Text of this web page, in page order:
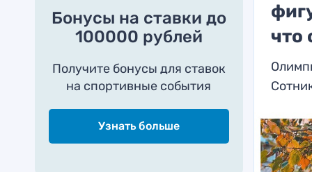
Бонусы на ставки до
100000 рублей
Получите бонусы для ставок
на спортивные события
Узнать больше
что